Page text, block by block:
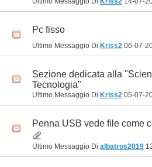
Pc fisso
Ultimo Messaggio Di Kriss2 06-07-
Sezione dedicata alla
Tecnologia"
Ultimo Messaggio Di Kriss2 05-07-
Penna USB vede file come
Ultimo Messaggio Di albatros2019